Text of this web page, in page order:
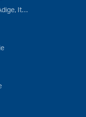
Sassdei Active Suite Hotel, Trentino - Alto Adige, Itálie